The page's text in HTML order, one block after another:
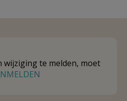
wijziging te melden, moet